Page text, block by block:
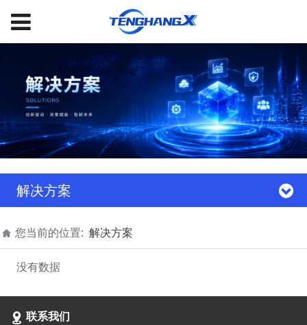
解决方案
您当前的位置: 解决方案
没有数据
联系我们